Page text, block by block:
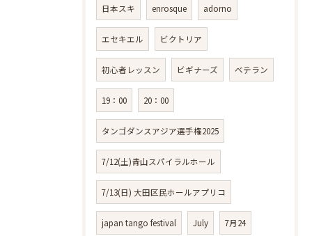
日本スキ enrosque adorno
エセキエル ビクトリア
初心者レッスン ビギナーズ ベテラン
19：00 20：00
タンゴダンスアジア選手権2025
7/12(土)青山スパイラルホール
7/13(日) 大田区民ホールアプリコ
japan tango festival July 7月24